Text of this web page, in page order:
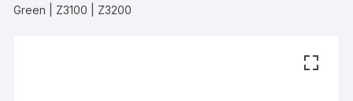
Green | Z3100 | Z3200